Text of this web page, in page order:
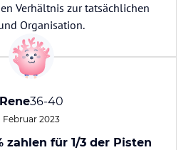
Verhältnis zur tatsächlichen
Organisation.
Rene36-40
Februar 2023
zahlen für 1/3 der Pisten